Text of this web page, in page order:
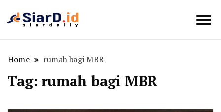
Home rumah bagi MBR
Tag: rumah bagi MBR